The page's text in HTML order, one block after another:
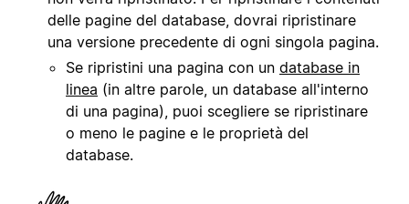
delle pagine del database, dovrai ripristinare
una versione precedente di ogni singola pagina.
Se ripristini una pagina con un database in
linea (in altre parole, un database all'interno
di una pagina), puoi scegliere se ripristinare
o meno le pagine e le proprietà del
database.